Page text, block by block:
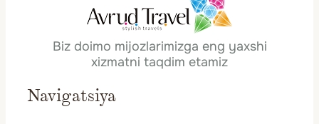
Biz doimo mijozlarimizga eng yaxshi
xizmatni taqdim etamiz
Navigatsiya